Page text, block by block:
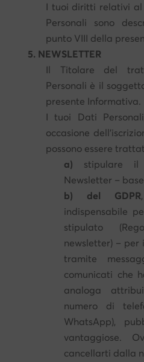
I tuoi diritti relativi
Personali sono
punto VIII della
5. NEWSLETTER
Il Titolare del
Personali è il
presente Informativa.
I tuoi Dati
occasione
possono essere
a) stipulare
Newsletter –
b) del GDPR
indispensabile
stipulato
newsletter) –
tramite
comunicati che
analoga
numero di
WhatsApp),
vantaggiose.
cancellarti dalla